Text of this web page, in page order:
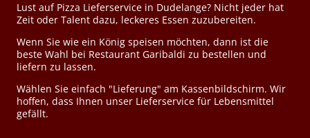
Lust auf Pizza Lieferservice in Dudelange? Nicht jeder hat
Zeit oder Talent dazu, leckeres Essen zuzubereiten.
Wenn Sie wie ein König speisen möchten, dann ist die
beste Wahl bei Restaurant Garibaldi zu bestellen und
liefern zu lassen.
Wählen Sie einfach "Lieferung" am Kassenbildschirm. Wir
hoffen, dass Ihnen unser Lieferservice für Lebensmittel
gefällt.